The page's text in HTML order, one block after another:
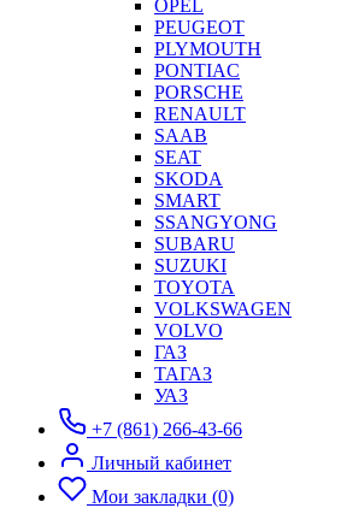
OPEL
PEUGEOT
PLYMOUTH
PONTIAC
PORSCHE
RENAULT
SAAB
SEAT
SKODA
SMART
SSANGYONG
SUBARU
SUZUKI
TOYOTA
VOLKSWAGEN
VOLVO
ГАЗ
ТАГАЗ
УАЗ
+7 (861) 266-43-66
Личный кабинет
Мои закладки (0)